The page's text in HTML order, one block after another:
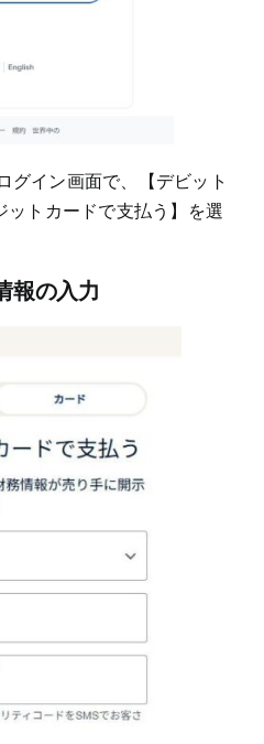
グイン画面で、【デビット
ットカードで支払う】を選
報の入力